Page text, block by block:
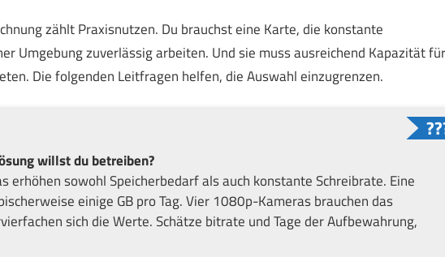
zählt Praxisnutzen. Du brauchst eine Karte, die konstante
Umgebung zuverlässig arbeiten. Und sie muss ausreichend Kapazität für
Die folgenden Leitfragen helfen, die Auswahl einzugrenzen.
willst du betreiben?
erhöhen sowohl Speicherbedarf als auch konstante Schreibrate. Eine
einige GB pro Tag. Vier 1080p-Kameras brauchen das
sich die Werte. Schätze bitrate und Tage der Aufbewahrung,